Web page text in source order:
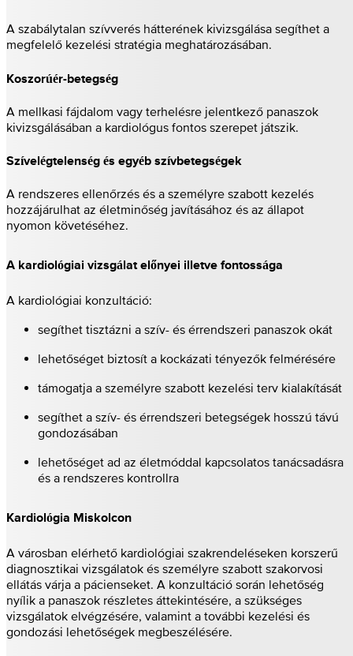
A szabálytalan szívverés hátterének kivizsgálása segíthet a
megfelelő kezelési stratégia meghatározásában.
Koszorúér-betegség
A mellkasi fájdalom vagy terhelésre jelentkező panaszok
kivizsgálásában a kardiológus fontos szerepet játszik.
Szívelégtelenség és egyéb szívbetegségek
A rendszeres ellenőrzés és a személyre szabott kezelés
hozzájárulhat az életminőség javításához és az állapot
nyomon követéséhez.
A kardiológiai vizsgálat előnyei illetve fontossága
A kardiológiai konzultáció:
segíthet tisztázni a szív- és érrendszeri panaszok okát
lehetőséget biztosít a kockázati tényezők felmérésére
támogatja a személyre szabott kezelési terv kialakítását
segíthet a szív- és érrendszeri betegségek hosszú távú
gondozásában
lehetőséget ad az életmóddal kapcsolatos tanácsadásra
és a rendszeres kontrollra
Kardiológia Miskolcon
A városban elérhető kardiológiai szakrendeléseken korszerű
diagnosztikai vizsgálatok és személyre szabott szakorvosi
ellátás várja a pácienseket. A konzultáció során lehetőség
nyílik a panaszok részletes áttekintésére, a szükséges
vizsgálatok elvégzésére, valamint a további kezelési és
gondozási lehetőségek megbeszélésére.